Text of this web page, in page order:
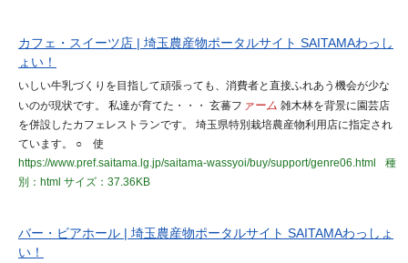
カフェ・スイーツ店 | 埼玉農産物ポータルサイト SAITAMAわっし
ょい！
いしい牛乳づくりを目指して頑張っても、消費者と直接ふれあう機会が少な
いのが現状です。 私達が育てた・・・ 玄蕃フ ァーム 雑木林を背景に園芸店
を併設したカフェレストランです。 埼玉県特別栽培農産物利用店に指定され
ています。 ○ 使
https://www.pref.saitama.lg.jp/saitama-wassyoi/buy/support/genre06.html
種
別：html サイズ：37.36KB
バー・ビアホール | 埼玉農産物ポータルサイト SAITAMAわっしょ
い！